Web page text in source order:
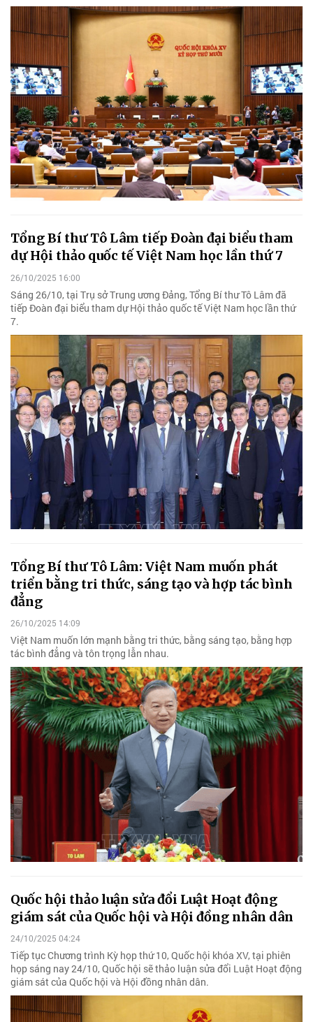
Tổng Bí thư Tô Lâm tiếp Đoàn đại biểu tham
dự Hội thảo quốc tế Việt Nam học lần thứ 7
26/10/2025 16:00
Sáng 26/10, tại Trụ sở Trung ương Đảng, Tổng Bí thư Tô Lâm đã
tiếp Đoàn đại biểu tham dự Hội thảo quốc tế Việt Nam học lần thứ
7.
Tổng Bí thư Tô Lâm: Việt Nam muốn phát
triển bằng tri thức, sáng tạo và hợp tác bình
đẳng
26/10/2025 14:09
Việt Nam muốn lớn mạnh bằng tri thức, bằng sáng tạo, bằng hợp
tác bình đẳng và tôn trọng lẫn nhau.
Quốc hội thảo luận sửa đổi Luật Hoạt động
giám sát của Quốc hội và Hội đồng nhân dân
24/10/2025 04:24
Tiếp tục Chương trình Kỳ họp thứ 10, Quốc hội khóa XV, tại phiên
họp sáng nay 24/10, Quốc hội sẽ thảo luận sửa đổi Luật Hoạt động
giám sát của Quốc hội và Hội đồng nhân dân.